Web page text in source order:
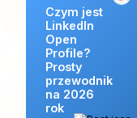
Czym jest
LinkedIn
Open
Profile?
Prosty
przewodnik
na 2026
rok